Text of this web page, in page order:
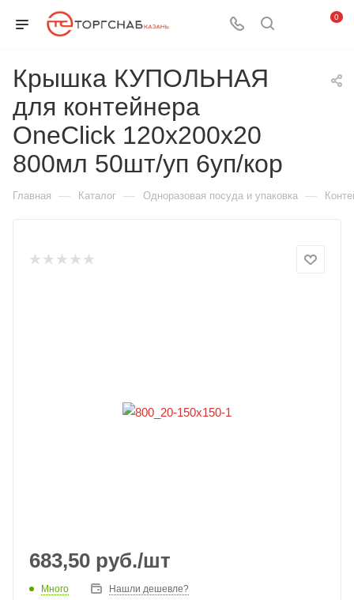
0
Крышка КУПОЛЬНАЯ
для контейнера
OneClick 120х200х20
800мл 50шт/уп 6уп/кор
Главная — Каталог — Одноразовая посуда и упаковка —
683,50 руб./шт
Много Нашли дешевле?